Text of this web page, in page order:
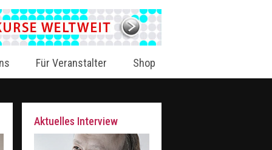
Für Veranstalter Shop
Aktuelles Interview